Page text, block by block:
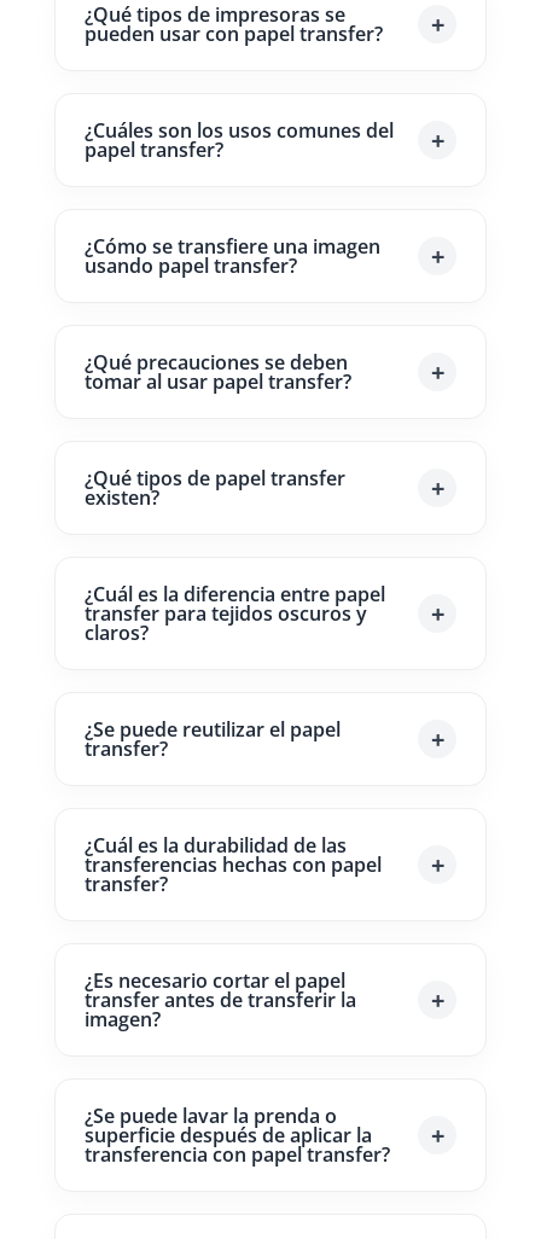
¿Qué tipos de impresoras se
pueden usar con papel transfer?
¿Cuáles son los usos comunes del
papel transfer?
¿Cómo se transfiere una imagen
usando papel transfer?
¿Qué precauciones se deben
tomar al usar papel transfer?
¿Qué tipos de papel transfer
existen?
¿Cuál es la diferencia entre papel
transfer para tejidos oscuros y
claros?
¿Se puede reutilizar el papel
transfer?
¿Cuál es la durabilidad de las
transferencias hechas con papel
transfer?
¿Es necesario cortar el papel
transfer antes de transferir la
imagen?
¿Se puede lavar la prenda o
superficie después de aplicar la
transferencia con papel transfer?